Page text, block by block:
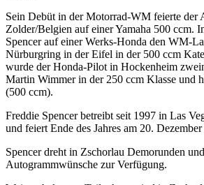
Sein Debüt in der Motorrad-WM feierte der
Zolder/Belgien auf einer Yamaha 500 ccm.
Spencer auf einer Werks-Honda den WM-
Nürburgring in der Eifel in der 500 ccm
wurde der Honda-Pilot in Hockenheim
Martin Wimmer in der 250 ccm Klasse und
(500 ccm).
Freddie Spencer betreibt seit 1997 in Las
und feiert Ende des Jahres am 20.
Spencer dreht in Zschorlau Demorunden
Autogrammwünsche zur Verfügung.